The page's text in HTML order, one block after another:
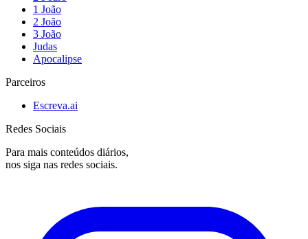
1 João
2 João
3 João
Judas
Apocalipse
Parceiros
Escreva.ai
Redes Sociais
Para mais conteúdos diários,
nos siga nas redes sociais.